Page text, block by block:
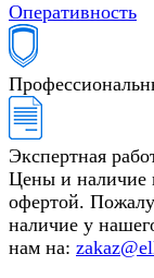
Оперативность
Экспертная
Цены и наличие
офертой.
наличие у
нам на: